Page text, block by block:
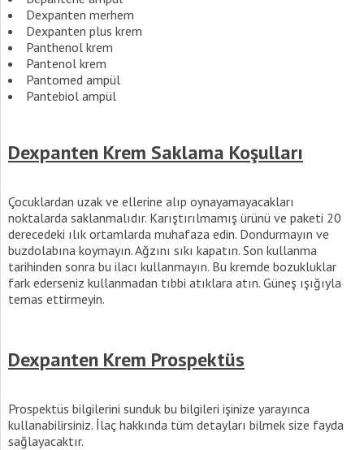
Dexpanten merhem
Dexpanten plus krem
Panthenol krem
Pantenol krem
Pantomed ampül
Pantebiol ampül
Dexpanten Krem Saklama Koşulları
Çocuklardan uzak ve ellerine alıp oynayamayacakları
noktalarda saklanmalıdır. Karıştırılmamış ürünü ve paketi 20
derecedeki ılık ortamlarda muhafaza edin. Dondurmayın ve
buzdolabına koymayın. Ağzını sıkı kapatın. Son kullanma
tarihinden sonra bu ilacı kullanmayın. Bu kremde bozukluklar
fark ederseniz kullanmadan tıbbi atıklara atın. Güneş ışığıyla
temas ettirmeyin.
Dexpanten Krem Prospektüs
Prospektüs bilgilerini sunduk bu bilgileri işinize yarayınca
kullanabilirsiniz. İlaç hakkında tüm detayları bilmek size fayda
sağlayacaktır.